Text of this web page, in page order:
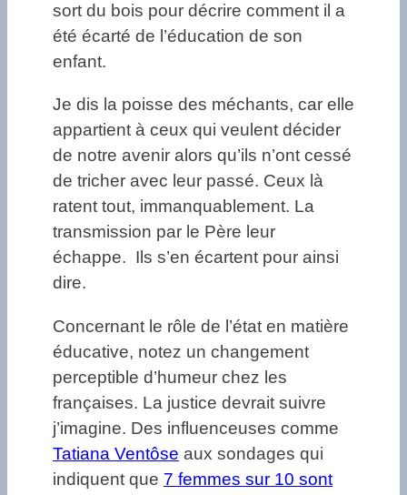
sort du bois pour décrire comment il a
été écarté de l’éducation de son
enfant.
Je dis la poisse des méchants, car elle
appartient à ceux qui veulent décider
de notre avenir alors qu’ils n’ont cessé
de tricher avec leur passé. Ceux là
ratent tout, immanquablement. La
transmission par le Père leur
échappe. Ils s’en écartent pour ainsi
dire.
Concernant le rôle de l’état en matière
éducative, notez un changement
perceptible d’humeur chez les
françaises. La justice devrait suivre
j’imagine. Des influenceuses comme
Tatiana Ventôse aux sondages qui
indiquent que 7 femmes sur 10 sont